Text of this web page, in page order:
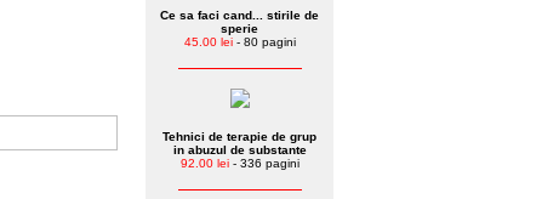
Ce sa faci cand... stirile de
sperie
45.00 lei- 80 pagini
Tehnici de terapie de grup
in abuzul de substante
92.00 lei- 336 pagini